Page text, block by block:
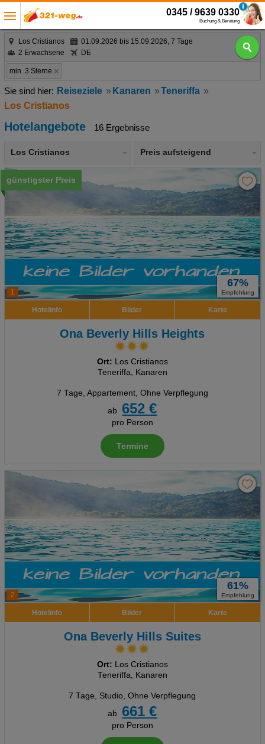
0345 / 9639 0330
Buchung & Beratung
Los Cristianos
01.09.2026 bis 15.09.2026, 7 Tage
2 Erwachsene
DE
min. 3 Sterne
Reiseziele Kanaren
Teneriffa
Los Cristianos
Hotelangebote 16 Ergebnisse
Los Cristianos Preis aufsteigend
1
günstigster Preis
67%
Empfehlung
Hotelinfo Bilder Karte
Ona Beverly Hills Heights
Ort: Los Cristianos
Teneriffa, Kanaren
7 Tage, Appartement, Ohne Verpflegung
ab
652 €
pro Person
Termine
2
61%
Empfehlung
Hotelinfo Bilder Karte
Ona Beverly Hills Suites
Ort: Los Cristianos
Teneriffa, Kanaren
7 Tage, Studio, Ohne Verpflegung
ab
661 €
pro Person